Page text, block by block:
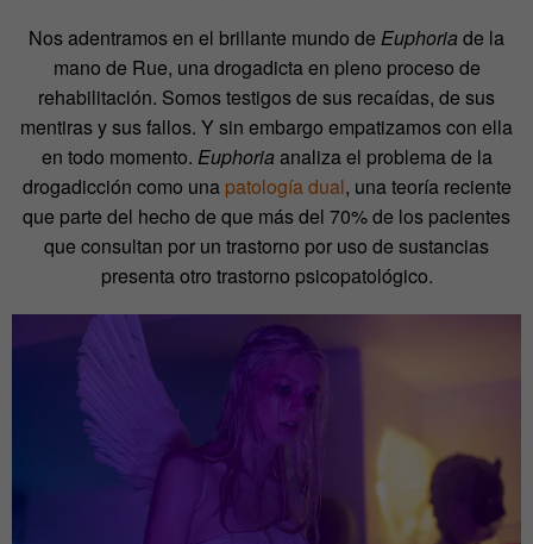
Nos adentramos en el brillante mundo de Euphoria de la
mano de Rue, una drogadicta en pleno proceso de
rehabilitación. Somos testigos de sus recaídas, de sus
mentiras y sus fallos. Y sin embargo empatizamos con ella
en todo momento. Euphoria analiza el problema de la
drogadicción como una patología dual, una teoría reciente
que parte del hecho de que más del 70% de los pacientes
que consultan por un trastorno por uso de sustancias
presenta otro trastorno psicopatológico.